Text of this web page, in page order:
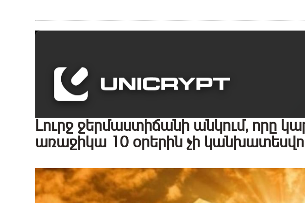
Լուրջ ջերմաստիճանի անկում, որը
առաջիկա 10 օրերին չի